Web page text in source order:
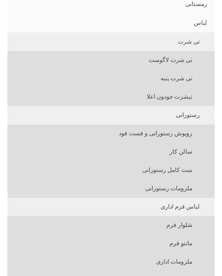
زمستانی
لباس
تی شرت
تی شرت لاگوست
تی شرت پنبه
تیشرت جودون اعلا
رستورانی
روپوش رستورانی و فست فود
سالن کار
ست کامل رستورانی
ملزومات رستورانی
لباس فرم اداری
شلوار فرم
مانتو فرم
ملزومات اداری